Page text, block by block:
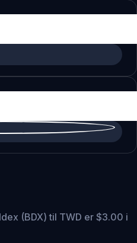
(BDX) til TWD er $3.00 i